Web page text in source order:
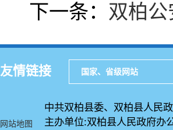
下一条： 双柏
友情链接 国家、省级网站
网站地图
中共双柏县委、双柏县人民
主办单位:双柏县人民政府